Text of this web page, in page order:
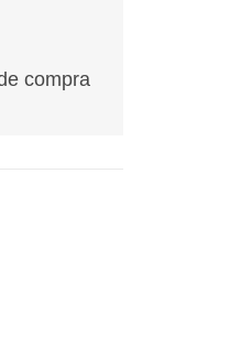
compra